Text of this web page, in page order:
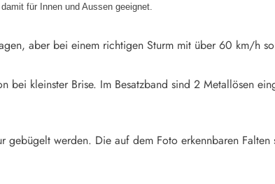
für Innen und Aussen geeignet.
aber bei einem richtigen Sturm mit über 60 km/h
kleinster Brise. Im Besatzband sind 2 Metallösen
werden. Die auf dem Foto erkennbaren